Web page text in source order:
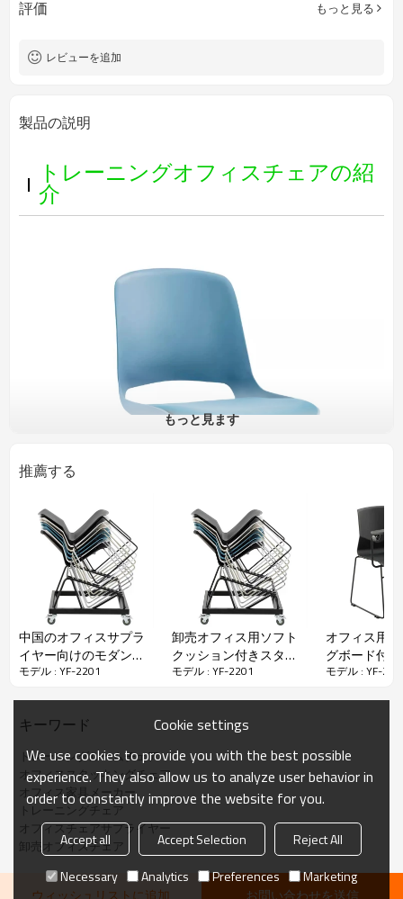
評価 もっと見る
レビューを追加
製品の説明
トレーニングオフィスチェアの紹
介
材料：
• 米国ANSI BIFMA品質検証規格
• 材質：PPプラスチックの背もたれと座面
• シート：ファブリック/レザー
• フレーム：厚さ12MMのスチール製ソリッド固定
クロームフレーム
仕様
モデル
YF-2201
製品サイズ
W48×D48×H84cm
梱包サイズ
79×52×52cm
もっと見ます
推薦する
中国のオフィスサプラ
イヤー向けのモダンな
積み重ね可能なプラス
モデル : YF-2201
卸売オフィス用ソフト
クッション付きスタッ
カブルトレーニング会
モデル : YF-2201
オフィス用
グボード付
レーおよび
モデル : YF-
キーワード
トレーニングルームチェア
オフィススタッキングチェア
オフィス家具メーカー
トレーニングチェア
オフィスチェアサプライヤー
卸売オフィスチェア
ウィッシュリストに追加 お問い合わせを送信
Cookie settings
We use cookies to provide you with the best possible
experience. They also allow us to analyze user behavior in
order to constantly improve the website for you.
Accept all Accept Selection
Reject All
Necessary
Analytics Preferences Marketing